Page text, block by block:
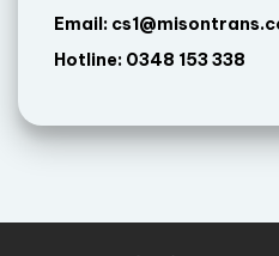
Email:
Hotline: 0348 153 338